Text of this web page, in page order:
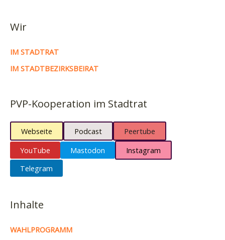
Wir
IM STADTRAT
IM STADTBEZIRKSBEIRAT
PVP-Kooperation im Stadtrat
Webseite Podcast
Peertube
YouTube
Mastodon
Instagram
Telegram
Inhalte
WAHLPROGRAMM